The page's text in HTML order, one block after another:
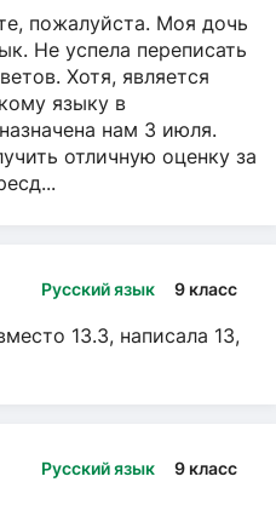
пожалуйста. Моя дочь
Не успела переписать
Хотя, является
языку в
нам 3 июля.
отличную оценку за
Русский язык 9 класс
13.3, написала 13,
Русский язык 9 класс